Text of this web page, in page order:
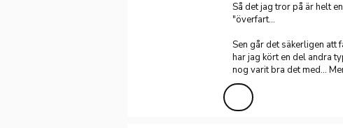
Så det jag tror på är helt
"överfart...
Sen går det säkerligen att
har jag kört en del andra
nog varit bra det med...